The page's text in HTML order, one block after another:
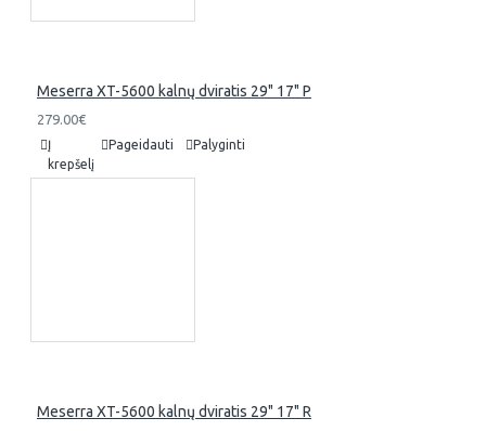
Meserra XT-5600 kalnų dviratis 29" 17" P
279.00€
Į
krepšelį
Pageidauti Palyginti
Meserra XT-5600 kalnų dviratis 29" 17" R